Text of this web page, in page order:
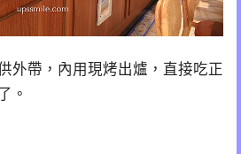
外帶，內用現烤出爐，直接吃正
。